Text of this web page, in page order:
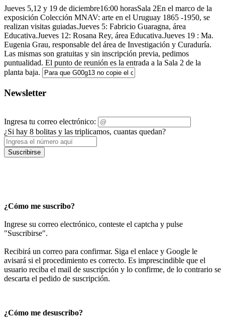
Jueves 5,12 y 19 de diciembre16:00 horasSala 2En el marco de la
exposición Colección MNAV: arte en el Uruguay 1865 -1950, se
realizan visitas guiadas.Jueves 5: Fabricio Guaragna, área
Educativa.Jueves 12: Rosana Rey, área Educativa.Jueves 19 : Ma.
Eugenia Grau, responsable del área de Investigación y Curaduría.
Las mismas son gratuitas y sin inscripción previa, pedimos
puntualidad. El punto de reunión es la entrada a la Sala 2 de la
planta baja.
Newsletter
Ingresa tu correo electrónico:
¿Si hay 8 bolitas y las triplicamos, cuantas quedan?
Suscribirse
¿Cómo me suscribo?
Ingrese su correo electrónico, conteste el captcha y pulse
"Suscribirse".
Recibirá un correo para confirmar. Siga el enlace y Google le
avisará si el procedimiento es correcto. Es imprescindible que el
usuario reciba el mail de suscripción y lo confirme, de lo contrario se
descarta el pedido de suscripción.
¿Cómo me desuscribo?